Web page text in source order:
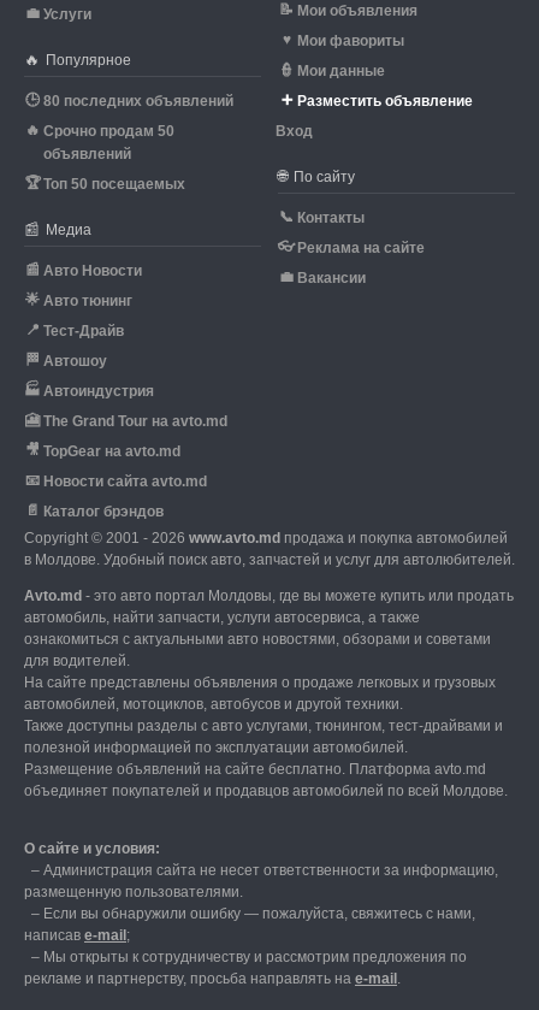
💼 Услуги
🔥 Популярное
🕒 80 последних объявлений
🔥 Срочно продам 50
объявлений
🏆Топ 50 посещаемых
📰 Медиа
📰 Авто Новости
🌟 Авто тюнинг
📍 Тест-Драйв
🏁 Автошоу
🏭 Автоиндустрия
🎦 The Grand Tour на avto.md
🎥 TopGear на avto.md
📧 Новости сайта avto.md
📄 Каталог брэндов
📝 Мои объявления
♥ Мои фавориты
👮 Мои данные
➕ Разместить объявление
Вход
🌐 По сайту
📞 Контакты
👓 Реклама на сайте
💼 Вакансии
Copyright © 2001 - 2026 www.avto.md продажа и покупка автомобилей
в Молдове. Удобный поиск авто, запчастей и услуг для автолюбителей.
Avto.md - это авто портал Молдовы, где вы можете купить или продать
автомобиль, найти запчасти, услуги автосервиса, а также
ознакомиться с актуальными авто новостями, обзорами и советами
для водителей.
На сайте представлены объявления о продаже легковых и грузовых
автомобилей, мотоциклов, автобусов и другой техники.
Также доступны разделы с авто услугами, тюнингом, тест-драйвами и
полезной информацией по эксплуатации автомобилей.
Размещение объявлений на сайте бесплатно. Платформа avto.md
объединяет покупателей и продавцов автомобилей по всей Молдове.
О сайте и условия:
– Администрация сайта не несет ответственности за информацию,
размещенную пользователями.
– Если вы обнаружили ошибку — пожалуйста, свяжитесь с нами,
написав е-mail ;
– Мы открыты к сотрудничеству и рассмотрим предложения по
рекламе и партнерству, просьба направлять на е-mail .